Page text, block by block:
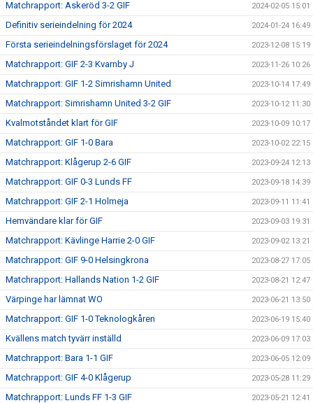
Matchrapport: Askeröd 3-2 GIF 2024-02-05 15:01
Definitiv serieindelning för 2024 2024-01-24 16:49
Första serieindelningsförslaget för 2024 2023-12-08 15:19
Matchrapport: GIF 2-3 Kvarnby J 2023-11-26 10:26
Matchrapport: GIF 1-2 Simrishamn United 2023-10-14 17:49
Matchrapport: Simrishamn United 3-2 GIF 2023-10-12 11:30
Kvalmotståndet klart för GIF 2023-10-09 10:17
Matchrapport: GIF 1-0 Bara 2023-10-02 22:15
Matchrapport: Klågerup 2-6 GIF 2023-09-24 12:13
Matchrapport: GIF 0-3 Lunds FF 2023-09-18 14:39
Matchrapport: GIF 2-1 Holmeja 2023-09-11 11:41
Hemvändare klar för GIF 2023-09-03 19:31
Matchrapport: Kävlinge Harrie 2-0 GIF 2023-09-02 13:21
Matchrapport: GIF 9-0 Helsingkrona 2023-08-27 17:05
Matchrapport: Hallands Nation 1-2 GIF 2023-08-21 12:47
Värpinge har lämnat WO 2023-06-21 13:50
Matchrapport: GIF 1-0 Teknologkåren 2023-06-19 15:40
Kvällens match tyvärr inställd 2023-06-09 17:03
Matchrapport: Bara 1-1 GIF 2023-06-05 12:09
Matchrapport: GIF 4-0 Klågerup 2023-05-28 11:29
Matchrapport: Lunds FF 1-3 GIF 2023-05-21 12:41